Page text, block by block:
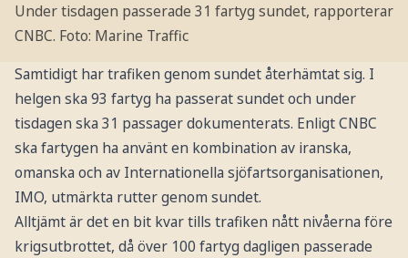
Under tisdagen passerade 31 fartyg sundet, rapporterar
CNBC. Foto: Marine Traffic
Samtidigt har trafiken genom sundet återhämtat sig. I
helgen ska 93 fartyg ha passerat sundet och under
tisdagen ska 31 passager dokumenterats. Enligt CNBC
ska fartygen ha använt en kombination av iranska,
omanska och av Internationella sjöfartsorganisationen,
IMO, utmärkta rutter genom sundet.
Alltjämt är det en bit kvar tills trafiken nått nivåerna före
krigsutbrottet, då över 100 fartyg dagligen passerade